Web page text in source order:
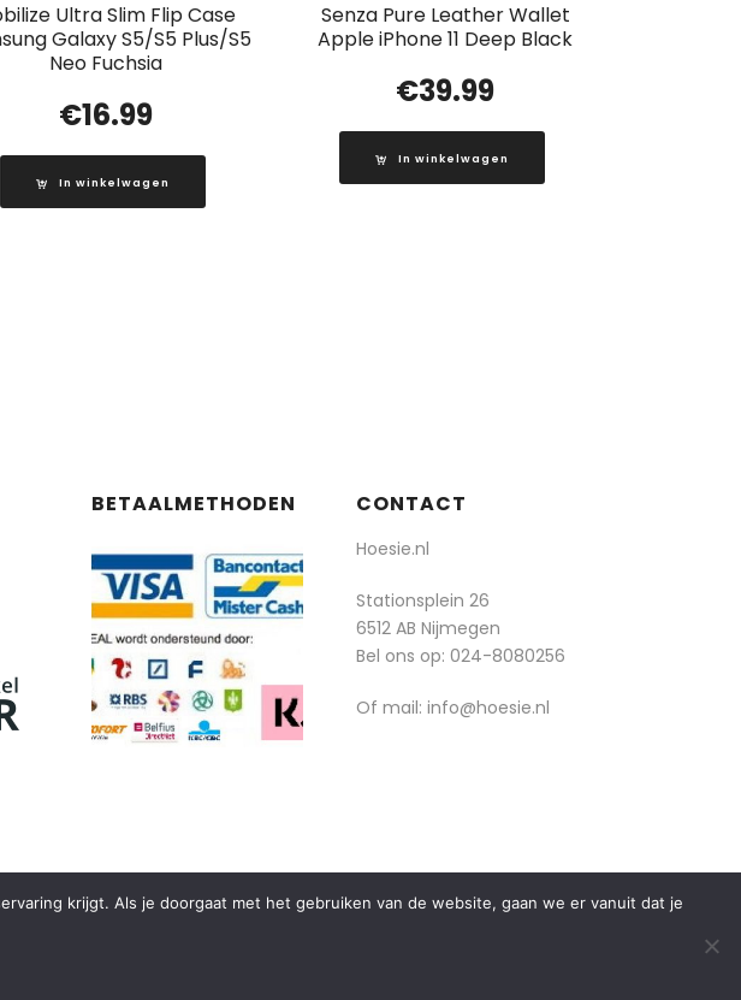
Ultra Slim Flip Case
Galaxy S5/S5 Plus/S5
Neo Fuchsia
€16.99
In winkelwagen
Senza Pure Leather Wallet
Apple iPhone 11 Deep Black
€39.99
In winkelwagen
BETAALMETHODEN CONTACT
Hoesie.nl
Stationsplein 26
6512 AB Nijmegen
Bel ons op: 024-8080256
Of mail: info@hoesie.nl
krijgt. Als je doorgaat met het gebruiken van de website, gaan we er vanuit dat je